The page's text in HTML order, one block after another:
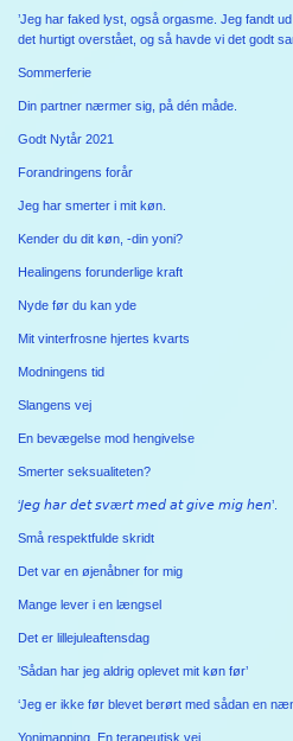
’Jeg har faked lyst, også orgasme. Jeg fandt
det hurtigt overstået, og så havde vi det godt
Sommerferie
Din partner nærmer sig, på dén måde.
Godt Nytår 2021
Forandringens forår
Jeg har smerter i mit køn.
Kender du dit køn, -din yoni?
Healingens forunderlige kraft
Nyde før du kan yde
Mit vinterfrosne hjertes kvarts
Modningens tid
Slangens vej
En bevægelse mod hengivelse
Smerter seksualiteten?
‘𝘑𝘦𝘨 𝘩𝘢𝘳 𝘥𝘦𝘵 𝘴𝘷æ𝘳𝘵 𝘮𝘦𝘥 𝘢𝘵 𝘨𝘪𝘷𝘦 𝘮𝘪𝘨 𝘩𝘦𝘯’.
Små respektfulde skridt
Det var en øjenåbner for mig
Mange lever i en længsel
Det er lillejuleaftensdag
’Sådan har jeg aldrig oplevet mit køn før’
‘Jeg er ikke før blevet berørt med sådan en
Yonimapping. En terapeutisk vej